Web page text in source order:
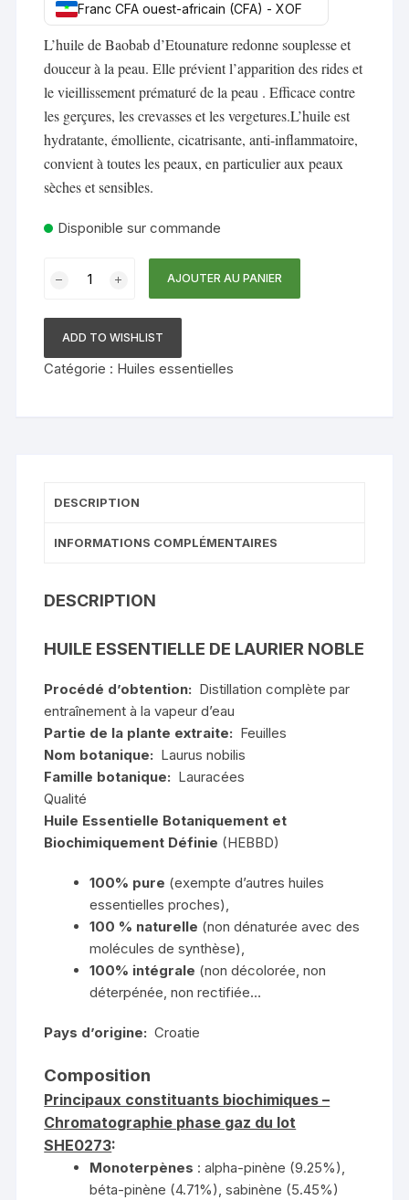
Franc CFA ouest-africain (CFA) - XOF
L’huile de Baobab d’Etounature redonne souplesse et
douceur à la peau. Elle prévient l’apparition des rides et
le vieillissement prématuré de la peau . Efficace contre
les gerçures, les crevasses et les vergetures.L’huile est
hydratante, émolliente, cicatrisante, anti-inflammatoire,
convient à toutes les peaux, en particulier aux peaux
sèches et sensibles.
Disponible sur commande
ESSENTIELLE
DE
LAURIER
AJOUTER AU PANIER
ADD TO WISHLIST
Catégorie : Huiles essentielles
DESCRIPTION
INFORMATIONS COMPLÉMENTAIRES
DESCRIPTION
HUILE ESSENTIELLE DE LAURIER NOBLE
Procédé d’obtention: Distillation complète par
entraînement à la vapeur d’eau
Partie de la plante extraite: Feuilles
Nom botanique: Laurus nobilis
Famille botanique: Lauracées
Qualité
Huile Essentielle Botaniquement et
Biochimiquement Définie (HEBBD)
100% pure (exempte d’autres huiles
essentielles proches),
100 % naturelle (non dénaturée avec des
molécules de synthèse),
100% intégrale (non décolorée, non
déterpénée, non rectifiée…
Pays d’origine:Croatie
Composition
Principaux constituants biochimiques –
Chromatographie phase gaz du lot
SHE0273:
Monoterpènes : alpha-pinène (9.25%),
béta-pinène (4.71%), sabinène (5.45%)